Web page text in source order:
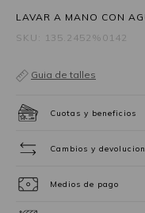
LAVAR A MANO CON
SKU: 135.2452%0142
Guia de talles
Cuotas y beneficios
Cambios y
Medios de pago